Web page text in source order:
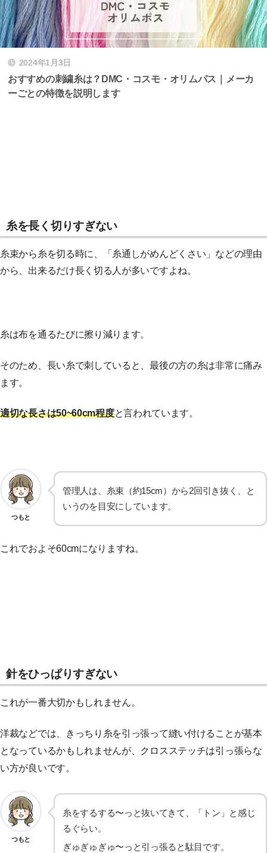
2024年1月3日
おすすめの刺繍糸は？DMC・コスモ・オリムパス｜メーカ
ーごとの特徴を説明します
糸を長く切りすぎない
糸束から糸を切る時に、「糸通しがめんどくさい」などの理由
から、出来るだけ長く切る人が多いですよね。
糸は布を通るたびに擦り減ります。
そのため、長い糸で刺していると、最後の方の糸は非常に痛み
ます。
適切な長さは50~60cm程度と言われています。
つもと
管理人は、糸束（約15cm）から2回引き抜く、と
いうのを目安にしています。
これでおよそ60cmになりますね。
針をひっぱりすぎない
これが一番大切かもしれません。
洋裁などでは、きっちり糸を引っ張って縫い付けることが基本
となっているかもしれませんが、クロスステッチは引っ張らな
い方が良いです。
つもと
糸をするする〜っと抜いてきて、「トン」と感じ
るぐらい。
ぎゅぎゅぎゅ〜っと引っ張ると駄目です。